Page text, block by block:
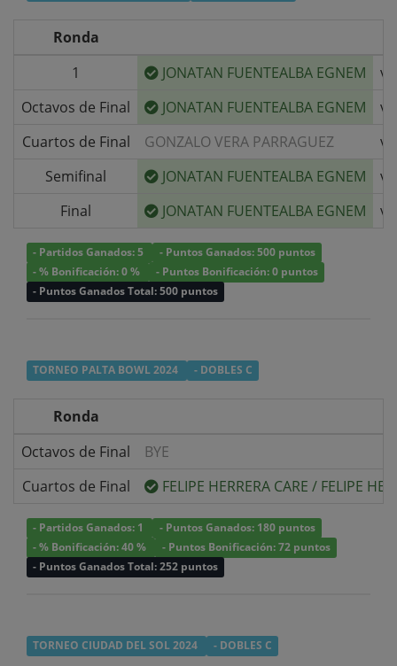
Ronda
1
JONATAN FUENTEALBA EGNEM
v/
Octavos de Final
JONATAN FUENTEALBA EGNEM
v/
Cuartos de Final
GONZALO VERA PARRAGUEZ
v/
Semifinal
JONATAN FUENTEALBA EGNEM
v/
Final
JONATAN FUENTEALBA EGNEM v/
- Partidos Ganados: 5
- Puntos Ganados: 500 puntos
- % Bonificación: 0 %
- Puntos Bonificación: 0 puntos
- Puntos Ganados Total: 500 puntos
TORNEO PALTA BOWL 2024 - DOBLES C
Ronda
Octavos de Final
BYE
Cuartos de Final
FELIPE HERRERA CARE / FELIPE
- Partidos Ganados: 1
- Puntos Ganados: 180 puntos
- % Bonificación: 40 %
- Puntos Bonificación: 72 puntos
- Puntos Ganados Total: 252 puntos
TORNEO CIUDAD DEL SOL 2024 - DOBLES C